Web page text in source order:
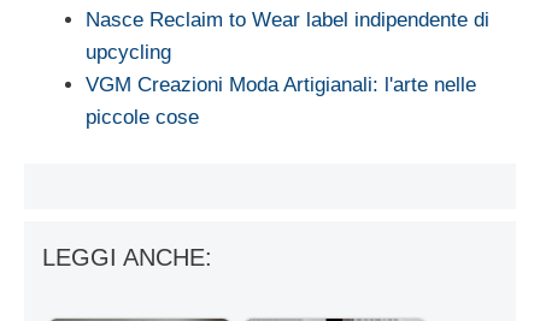
Nasce Reclaim to Wear label indipendente di
upcycling
VGM Creazioni Moda Artigianali: l'arte nelle
piccole cose
LEGGI ANCHE: